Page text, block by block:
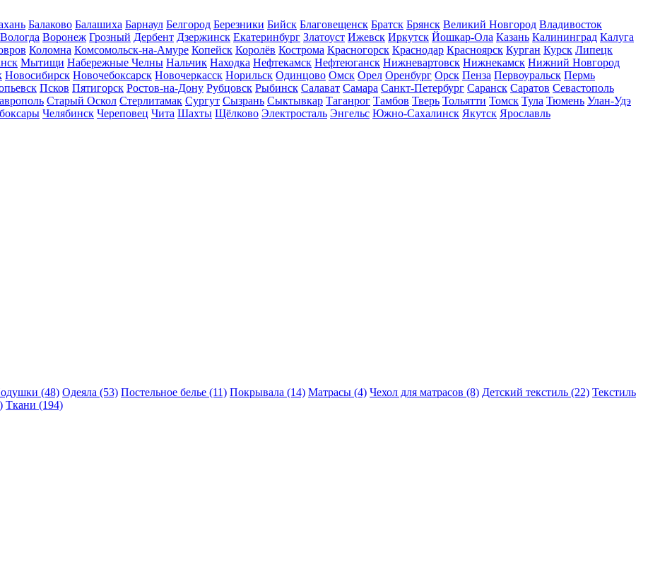
Балаково Балашиха Барнаул Белгород Березники Бийск Благовещенск Братск Брянск Великий Новгород Владивосток
Вологда Воронеж Грозный Дербент Дзержинск Екатеринбург Златоуст Ижевск Иркутск Йошкар-Ола Казань Калининград Калуга
Коломна Комсомольск-на-Амуре Копейск Королёв Кострома Красногорск Краснодар Красноярск Курган Курск Липецк
Мытищи Набережные Челны Нальчик Находка Нефтекамск Нефтеюганск Нижневартовск Нижнекамск Нижний Новгород
Новосибирск Новочебоксарск Новочеркасск Норильск Одинцово Омск Орел Оренбург Орск Пенза Первоуральск Пермь
Псков Пятигорск Ростов-на-Дону Рубцовск Рыбинск Салават Самара Санкт-Петербург Саранск Саратов Севастополь
Старый Оскол Стерлитамак Сургут Сызрань Сыктывкар Таганрог Тамбов Тверь Тольятти Томск Тула Тюмень Улан-Удэ
Челябинск Череповец Чита Шахты Щёлково Электросталь Энгельс Южно-Сахалинск Якутск Ярославль
(48) Одеяла (53) Постельное белье (11) Покрывала (14) Матрасы (4) Чехол для матрасов (8) Детский текстиль (22) Текстиль
Ткани (194)